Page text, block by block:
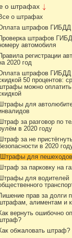
о штрафах
о штрафах
штрафов ГИБДД
Проверка штрафов
автомобиля
Правила регистрации
2020 год
штрафов ГИБДД
50 процентов:
можно
для
за разговор по
в 2020 году
за не
в 2020
Штрафы для
за парковку на
для водителей
прав за долги
алиментам и
вернуть ошибочно
обжаловать штраф?